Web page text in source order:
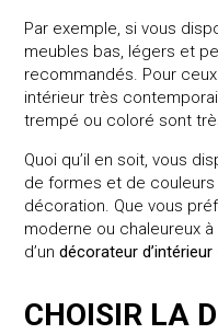
Par exemple, si vous
meubles bas, légers et
recommandés. Pour
intérieur très
trempé ou coloré sont
Quoi qu’il en soit, vous
de formes et de
décoration. Que vous
moderne ou chaleureux
d’undécorateur d’intérieur
CHOISIR LA